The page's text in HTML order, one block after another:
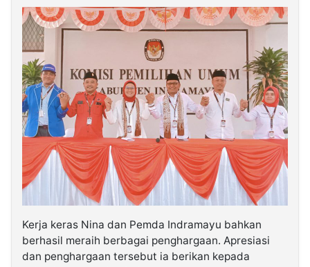
Kerja keras Nina dan Pemda Indramayu bahkan
berhasil meraih berbagai penghargaan. Apresiasi
dan penghargaan tersebut ia berikan kepada